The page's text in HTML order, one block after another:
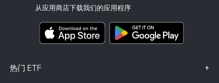
从应用商店下载我们的应用程序
热门 ETF +
关键信息文档
投诉信息（FCA 客户）
投资保险